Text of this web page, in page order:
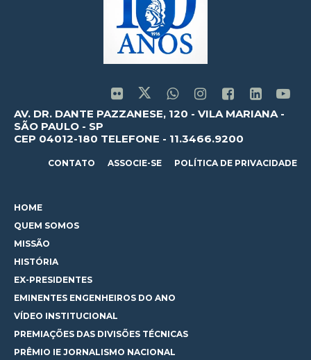
AV. DR. DANTE PAZZANESE, 120 - VILA MARIANA -
SÃO PAULO - SP
CEP 04012-180 TELEFONE - 11.3466.9200
CONTATO ASSOCIE-SE POLÍTICA DE PRIVACIDADE
HOME
QUEM SOMOS
MISSÃO
HISTÓRIA
EX-PRESIDENTES
EMINENTES ENGENHEIROS DO ANO
VÍDEO INSTITUCIONAL
PREMIAÇÕES DAS DIVISÕES TÉCNICAS
PRÊMIO IE JORNALISMO NACIONAL